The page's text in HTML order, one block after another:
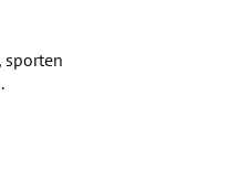
sporten